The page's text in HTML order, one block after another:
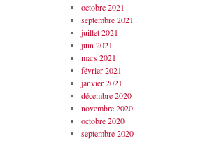
octobre 2021
septembre 2021
juillet 2021
juin 2021
mars 2021
février 2021
janvier 2021
décembre 2020
novembre 2020
octobre 2020
septembre 2020